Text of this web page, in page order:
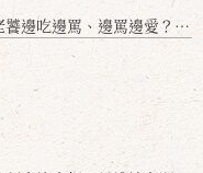
、邊罵邊愛？小辣雞揭密！」